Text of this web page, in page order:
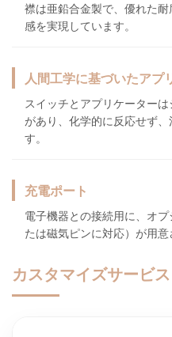
襟は亜鉛合金製で、優れた
感を実現しています。
人間工学に基づいたアプ
スイッチとアプリケーター
があり、化学的に反応せず
す。
充電ポート
電子機器との接続用に、オ
たは磁気ピンに対応）が用意
カスタマイズサービス